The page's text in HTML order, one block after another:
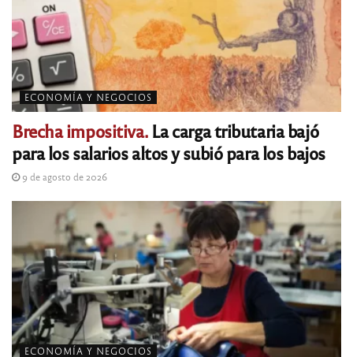
ECONOMÍA Y NEGOCIOS
Brecha impositiva.La carga tributaria bajó
para los salarios altos y subió para los bajos
9 de agosto de 2026
ECONOMÍA Y NEGOCIOS